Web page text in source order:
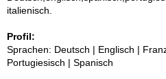
italienisch.
Profil:
Sprachen: Deutsch | Englisch |
Portugiesisch | Spanisch